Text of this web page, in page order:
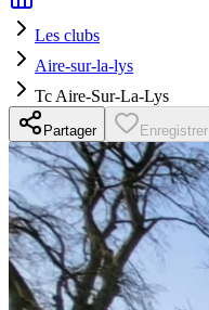
Les clubs
Aire-sur-la-lys
Tc Aire-Sur-La-Lys
Partager Enregistrer